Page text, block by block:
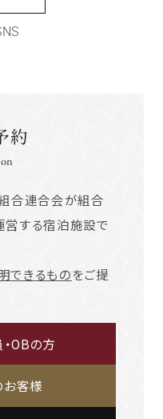
約
合連合会が組合
営する宿泊施設で
できるものをご提
OBの方
客様